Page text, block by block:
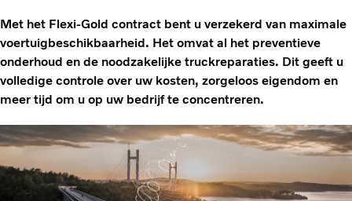
Truck Builder
Services
Dealer locator
Nieuws
Over ons
Met het Flexi-Gold contract bent u verzekerd van maximale
voertuigbeschikbaarheid. Het omvat al het preventieve
onderhoud en de noodzakelijke truckreparaties. Dit geeft u
volledige controle over uw kosten, zorgeloos eigendom en
meer tijd om u op uw bedrijf te concentreren.